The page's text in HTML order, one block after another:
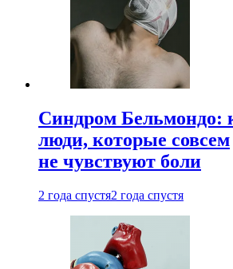
Синдром Бельмондо:
люди, которые совсем
не чувствуют боли
2 года спустя2 года спустя